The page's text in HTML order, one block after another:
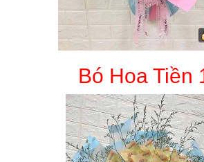
Bó Hoa Tiền